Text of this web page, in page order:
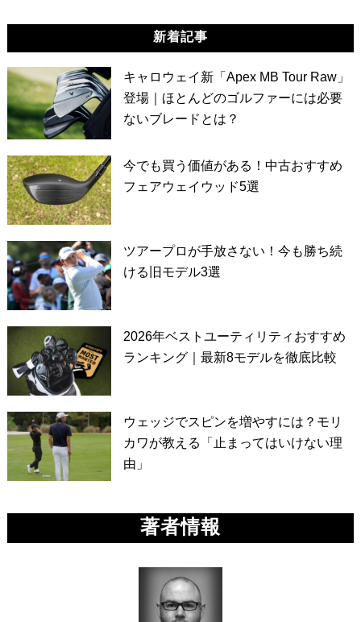
新着記事
キャロウェイ新「Apex MB Tour Raw」
登場｜ほとんどのゴルファーには必要
ないブレードとは？
今でも買う価値がある！中古おすすめ
フェアウェイウッド5選
ツアープロが手放さない！今も勝ち続
ける旧モデル3選
2026年ベストユーティリティおすすめ
ランキング｜最新8モデルを徹底比較
ウェッジでスピンを増やすには？モリ
カワが教える「止まってはいけない理
由」
著者情報